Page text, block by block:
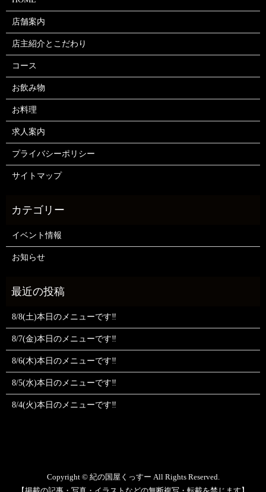
店舗案内
店主紹介とこだわり
コース
お飲み物
お料理
求人案内
プライバシーポリシー
サイトマップ
イベント情報
お知らせ
8/8(土)本日のメニューです‼️
8/7(金)本日のメニューです‼️
8/6(木)本日のメニューです‼️
8/5(水)本日のメニューです‼️
8/4(火)本日のメニューです‼️
Copyright © 紀の国屋くっすー All Rights Reserved.